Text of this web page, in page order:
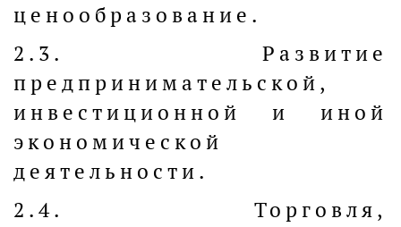
ценообразование.
2.3. Развитие
предпринимательской,
инвестиционной и иной
экономической
деятельности.
2.4. Торговля,